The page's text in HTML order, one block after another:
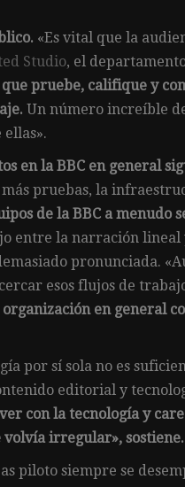
«Es vital que la
Studio, el
pruebe, califique y
Un número increíble
en la BBC en general
pruebas, la
de la BBC a menudo
entre la narración
pronunciada.
esos flujos de
en general
por sí sola no es
editorial y
con la tecnología y
irregular», sostiene.
piloto siempre se